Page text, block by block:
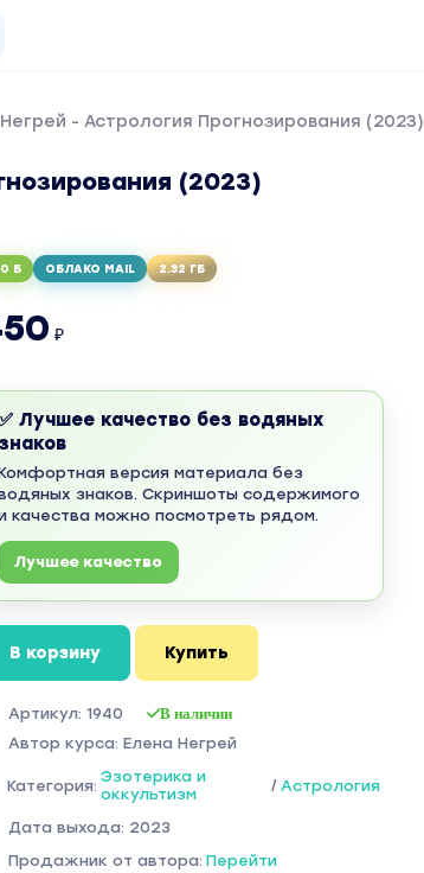
- Астрология Прогнозирования (2023)
(2023)
Б ОБЛАКО MAIL 2.32 ГБ
₽
Лучшее качество без водяных
знаков
версия материала без
знаков. Скриншоты содержимого
качества можно посмотреть рядом.
Лучшее качество
В корзину Купить
Артикул: 1940 В наличии
Автор курса: Елена Негрей
Категория: Эзотерика и
оккультизм
/ Астрология
Дата выхода: 2023
Продажник от автора: Перейти